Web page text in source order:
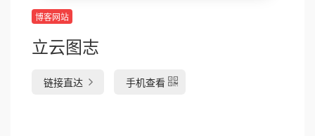
博客网站
立云图志
链接直达 手机查看